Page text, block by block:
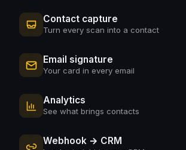
Contact capture
Turn every scan into a contact
Email signature
Your card in every email
Analytics
See what brings contacts
Webhook → CRM